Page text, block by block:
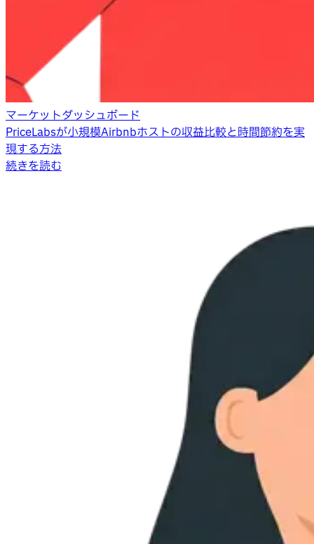
マーケットダッシュボード
PriceLabsが小規模Airbnbホストの収益比較と時間節約を実
現する方法
続きを読む